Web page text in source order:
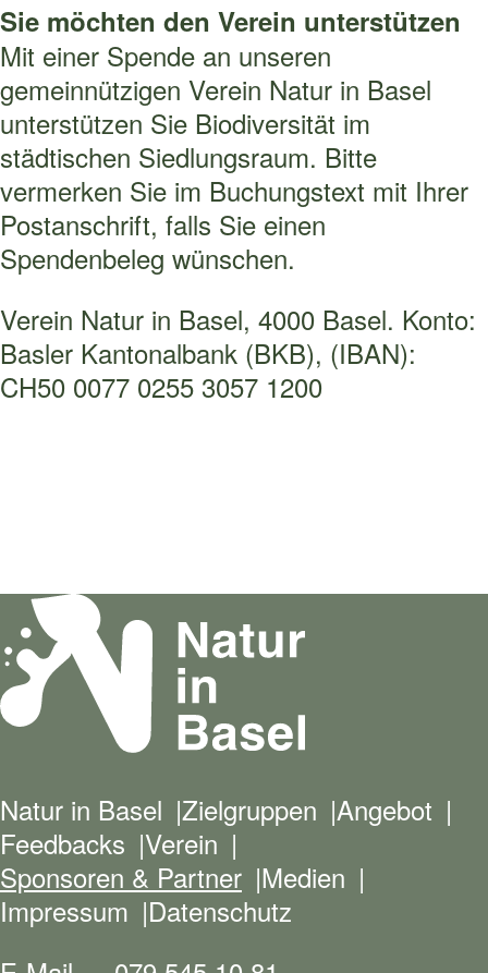
Sie möchten den Verein unterstützen
Mit einer Spende an unseren
gemeinnützigen Verein Natur in Basel
unterstützen Sie Biodiversität im
städtischen Siedlungsraum. Bitte
vermerken Sie im Buchungstext mit Ihrer
Postanschrift, falls Sie einen
Spendenbeleg wünschen.
Verein Natur in Basel, 4000 Basel. Konto:
Basler Kantonalbank (BKB), (IBAN):
CH50 0077 0255 3057 1200
Natur in Basel Zielgruppen Angebot
Feedbacks Verein
Sponsoren & Partner Medien
Impressum Datenschutz